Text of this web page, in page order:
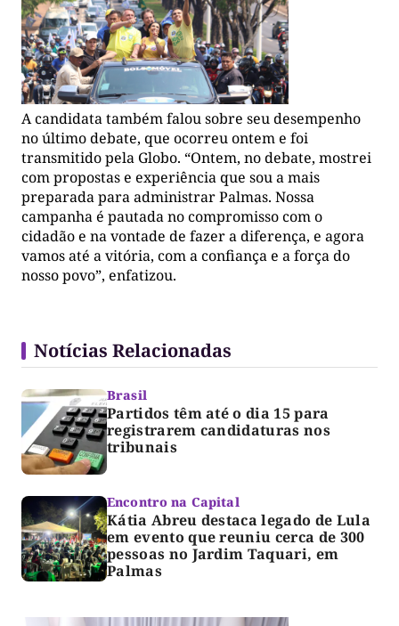
A candidata também falou sobre seu desempenho
no último debate, que ocorreu ontem e foi
transmitido pela Globo. “Ontem, no debate, mostrei
com propostas e experiência que sou a mais
preparada para administrar Palmas. Nossa
campanha é pautada no compromisso com o
cidadão e na vontade de fazer a diferença, e agora
vamos até a vitória, com a confiança e a força do
nosso povo”, enfatizou.
Notícias Relacionadas
Brasil
Partidos têm até o dia 15 para
registrarem candidaturas nos
tribunais
Encontro na Capital
Kátia Abreu destaca legado de Lula
em evento que reuniu cerca de 300
pessoas no Jardim Taquari, em
Palmas